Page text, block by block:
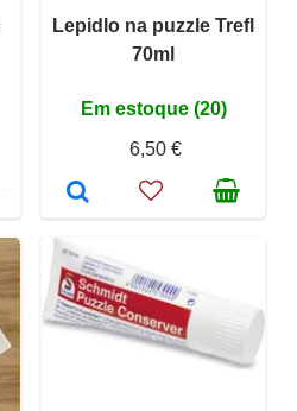
Lepidlo na puzzle Trefl
70ml
Em estoque (20)
6,50 €